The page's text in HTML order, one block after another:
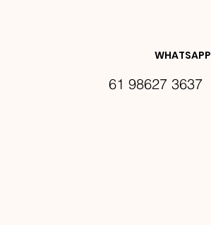
DES E
WHATSAPP
61 98627 3637